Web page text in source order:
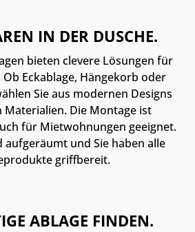
IN DER DUSCHE.
bieten clevere Lösungen für
Eckablage, Hängekorb oder
Sie aus modernen Designs
Die Montage ist
für Mietwohnungen geeignet.
aufgeräumt und Sie haben alle
griffbereit.
ABLAGE FINDEN.